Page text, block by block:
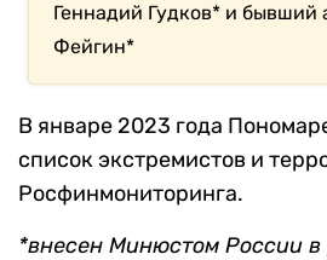
Геннадий Гудков* и бывший
Фейгин*
В январе 2023 года
список экстремистов и
Росфинмониторинга.
*внесен Минюстом России в